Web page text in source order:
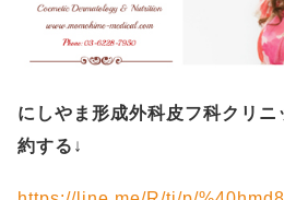
にしやま形成外科皮フ科クリ
約する ↓